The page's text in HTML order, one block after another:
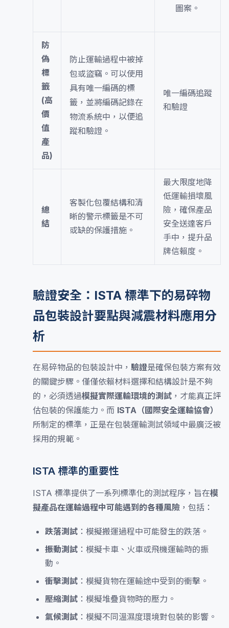
圖案。
防
偽
標
籤
(高
價
值
產
品)
防止運輸過程中被掉
包或盜竊。可以使用
具有唯一編碼的標
籤，並將編碼記錄在
物流系統中，以便追
蹤和驗證。
唯一編碼追蹤
和驗證
總
結
客製化包覆結構和清
晰的警示標籤是不可
或缺的保護措施。
最大限度地降
低運輸損壞風
險，確保產品
安全送達客戶
手中，提升品
牌信賴度。
驗證安全：ISTA 標準下的易碎物
品包裝設計要點與減震材料應用分
析
在易碎物品的包裝設計中， 驗證是確保包裝方案有效
的關鍵步驟。僅僅依賴材料選擇和結構設計是不夠
的，必須透過模擬實際運輸環境的測試 ，才能真正評
估包裝的保護能力。而 ISTA（國際安全運輸協會）
所制定的標準，正是在包裝運輸測試領域中最廣泛被
採用的規範。
ISTA 標準的重要性
ISTA 標準提供了一系列標準化的測試程序，旨在模
擬產品在運輸過程中可能遇到的各種風險 ，包括：
跌落測試 ：模擬搬運過程中可能發生的跌落。
振動測試 ：模擬卡車、火車或飛機運輸時的振
動。
衝擊測試 ：模擬貨物在運輸途中受到的衝擊。
壓縮測試 ：模擬堆疊貨物時的壓力。
氣候測試 ：模擬不同溫濕度環境對包裝的影響。